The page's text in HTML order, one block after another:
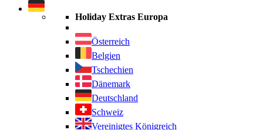
durchsuchen
Holiday Extras Europa
Österreich
Belgien
Tschechien
Dänemark
Deutschland
Schweiz
Vereinigtes Königreich